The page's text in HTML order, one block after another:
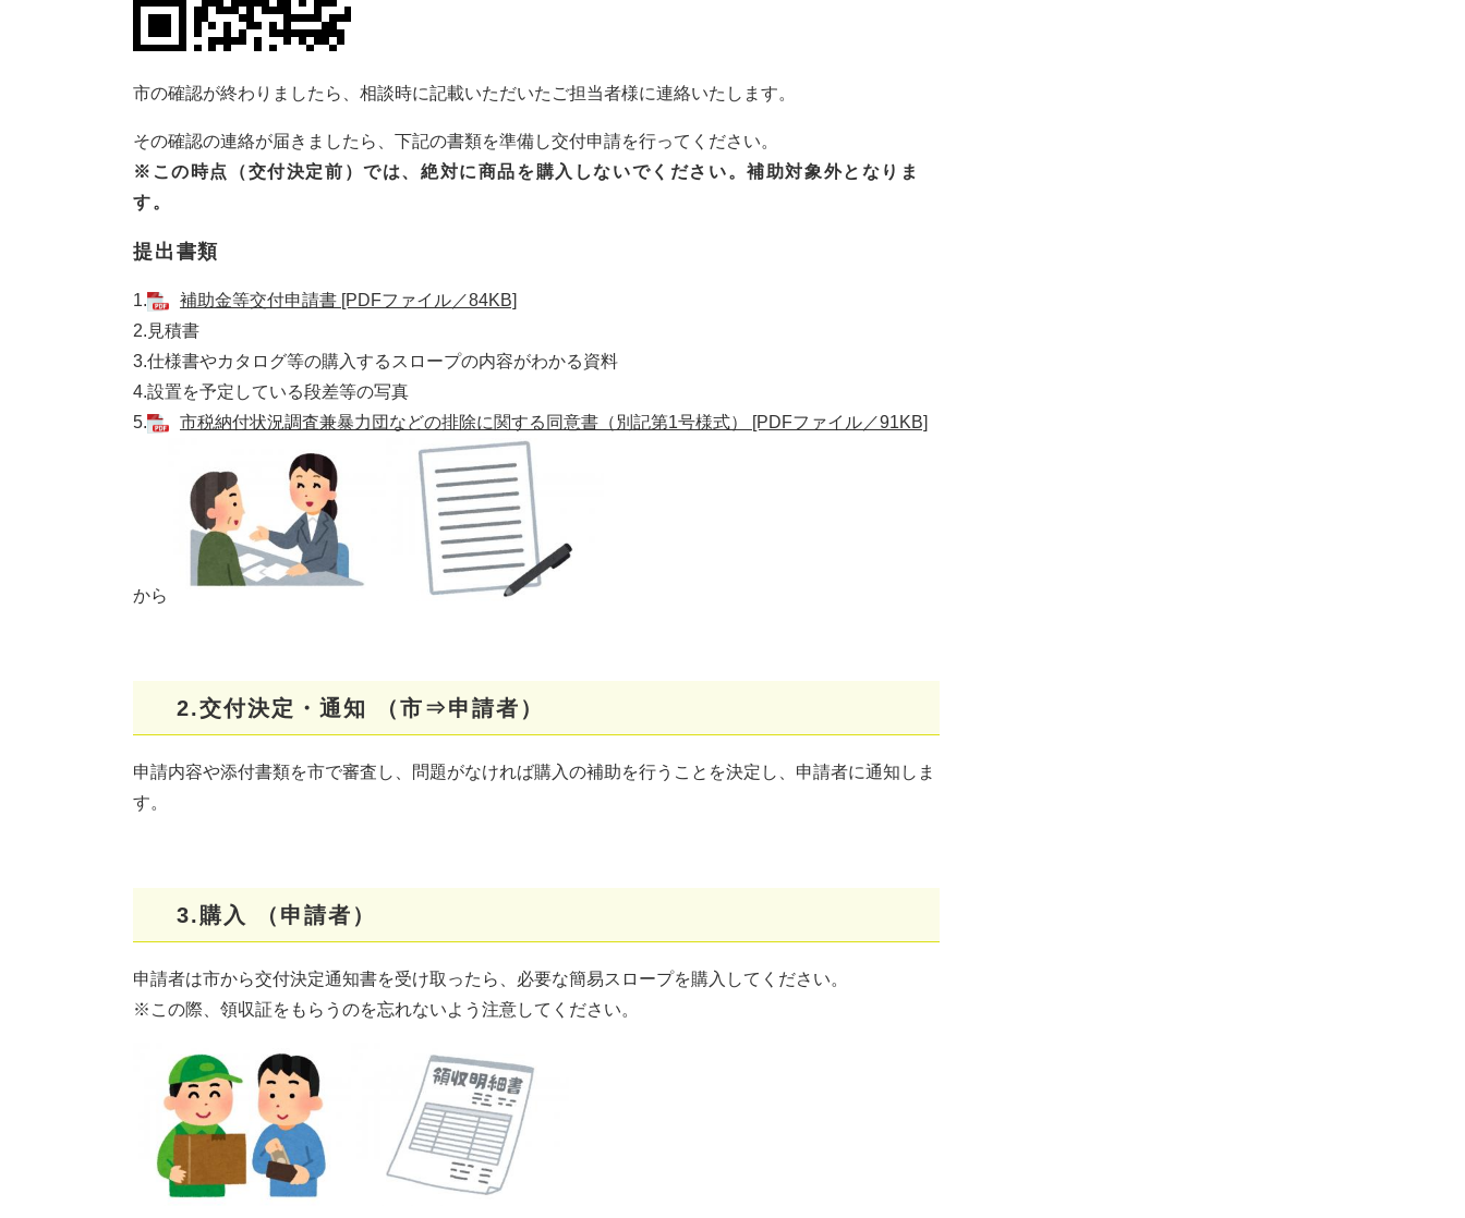
市の確認が終わりましたら、相談時に記載いただいたご担当者様に連絡いたします。
その確認の連絡が届きましたら、下記の書類を準備し交付申請を行ってください。
※この時点（交付決定前）では、絶対に商品を購入しないでください。補助対象外となりま
す。
提出書類
1.
補助金等交付申請書 [PDFファイル／84KB]
2.見積書
3.仕様書やカタログ等の購入するスロープの内容がわかる資料
4.設置を予定している段差等の写真
5.
市税納付状況調査兼暴力団などの排除に関する同意書（別記第1号様式） [PDFファイル／91KB]
から
2.交付決定・通知 （市⇒申請者）
申請内容や添付書類を市で審査し、問題がなければ購入の補助を行うことを決定し、申請者に通知しま
す。
3.購入 （申請者）
申請者は市から交付決定通知書を受け取ったら、必要な簡易スロープを購入してください。
※この際、領収証をもらうのを忘れないよう注意してください。